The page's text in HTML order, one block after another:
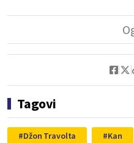
Tagovi
Džon Travolta Kan